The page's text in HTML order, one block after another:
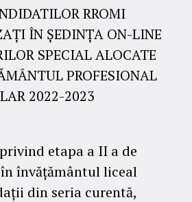
RROMI
ÎN ȘEDINȚA ON-LINE
SPECIAL ALOCATE
PROFESIONAL
2022-2023
etapa a II a de
învățământul liceal
din seria curentă,